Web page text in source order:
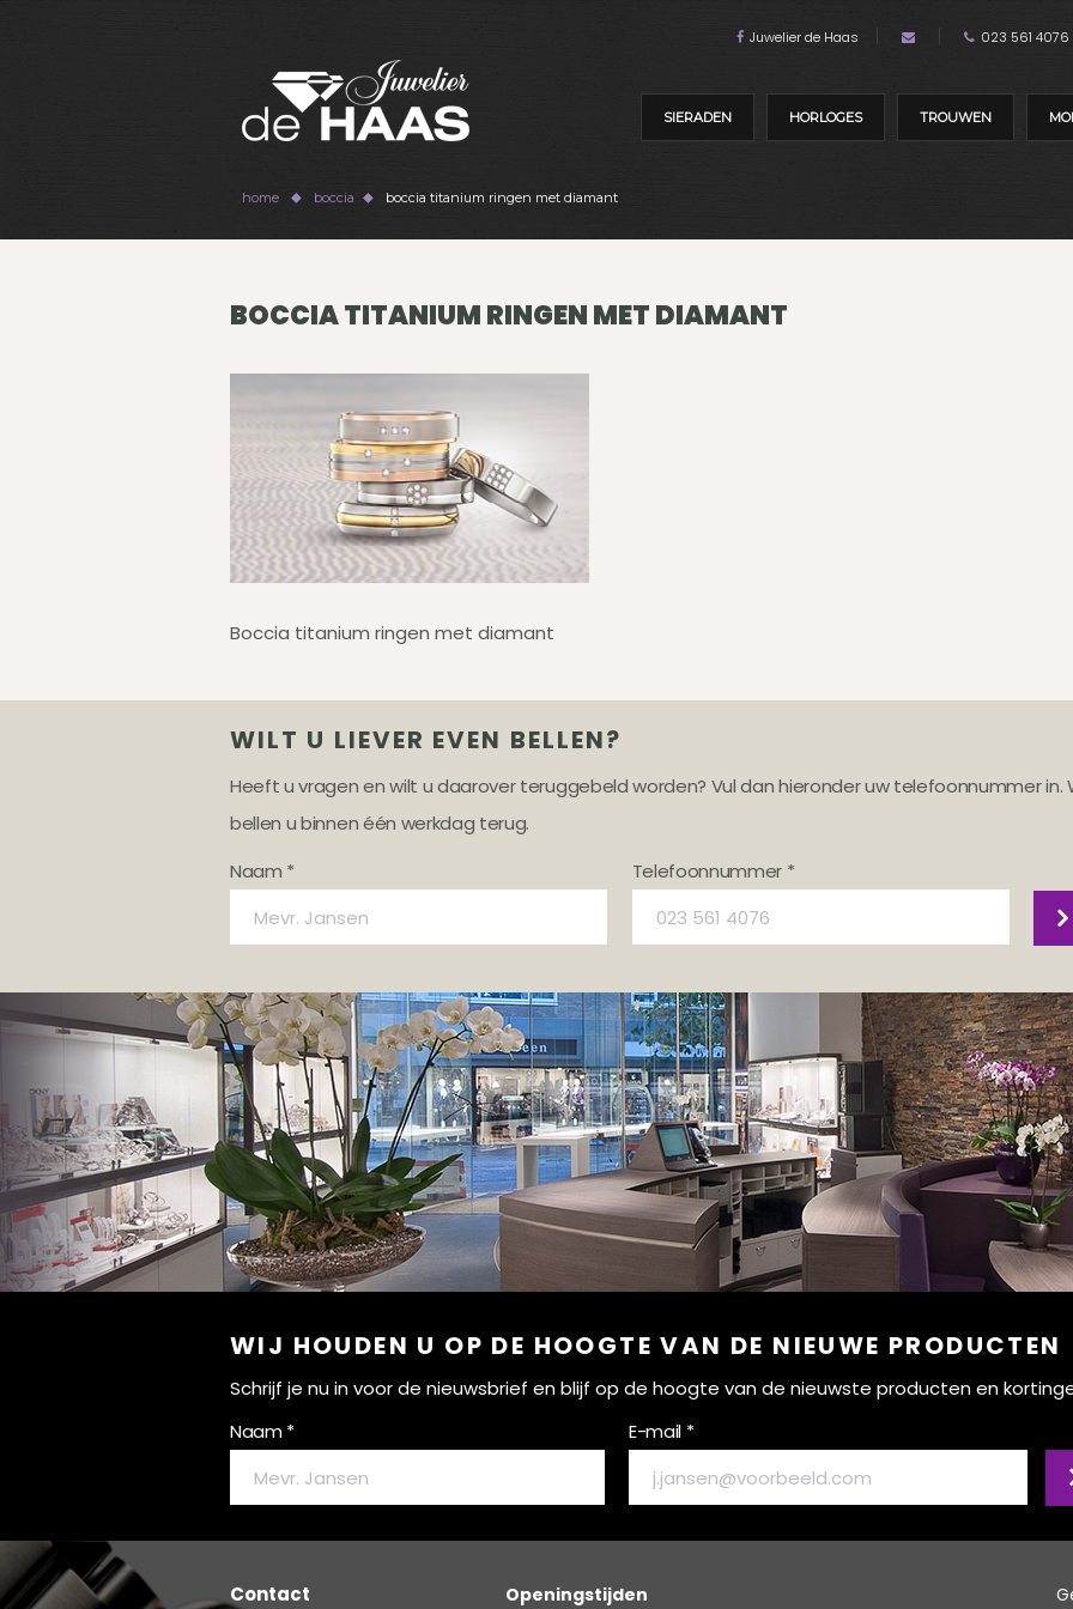
Juwelier de Haas 023 561 4076
SIERADEN HORLOGES TROUWEN
home boccia boccia titanium ringen met diamant
BOCCIA TITANIUM RINGEN MET DIAMANT
Boccia titanium ringen met diamant
WILT U LIEVER EVEN BELLEN?
Heeft u vragen en wilt u daarover teruggebeld worden? Vul dan hieronder uw telefoonnummer in.
bellen u binnen één werkdag terug.
Naam *
Telefoonnummer *
WIJ HOUDEN U OP DE HOOGTE VAN DE NIEUWE PRODUCTEN
Schrijf je nu in voor de nieuwsbrief en blijf op de hoogte van de nieuwste producten en
Naam *
E-mail *
Contact
Openingstijden